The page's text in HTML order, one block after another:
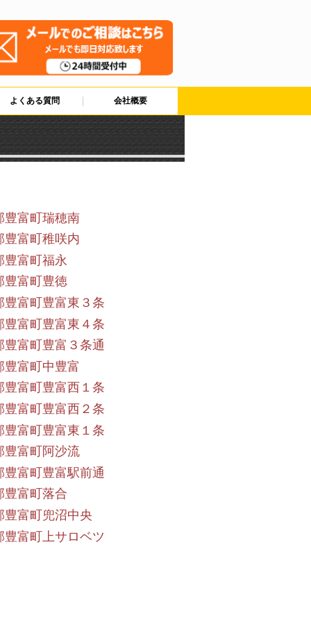
よくある質問 会社概要
豊富町瑞穂南
豊富町稚咲内
豊富町福永
豊富町豊徳
豊富町豊富東３条
豊富町豊富東４条
豊富町豊富３条通
豊富町中豊富
豊富町豊富西１条
豊富町豊富西２条
豊富町豊富東１条
豊富町阿沙流
豊富町豊富駅前通
豊富町落合
豊富町兜沼中央
豊富町上サロベツ